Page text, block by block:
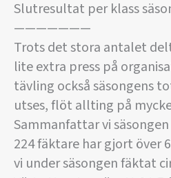
Slutresultat per klass
———————
Trots det stora antalet
lite extra press på
tävling också säsongens
utses, flöt allting på
Sammanfattar vi
224 fäktare har gjort över
vi under säsongen fäktat